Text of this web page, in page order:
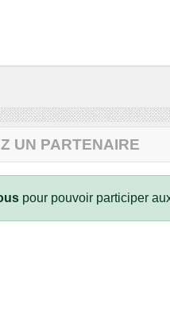
UN PARTENAIRE
pour pouvoir participer